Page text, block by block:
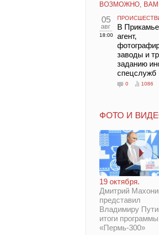
ВОЗМОЖНО, ВАМ
05
авг
18:00
В
агент,
заводы и
заданию
спецслужб
0 1086
ФОТО И
19 октября.
Дмитрий
представил
Владимиру
итоги программы
«Пермь-300»